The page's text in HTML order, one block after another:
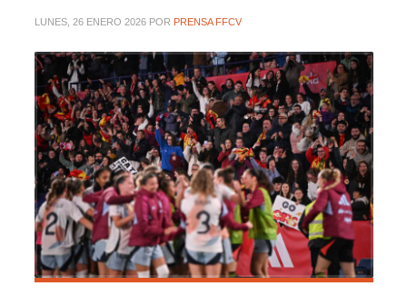
LUNES, 26 ENERO 2026 POR PRENSA FFCV